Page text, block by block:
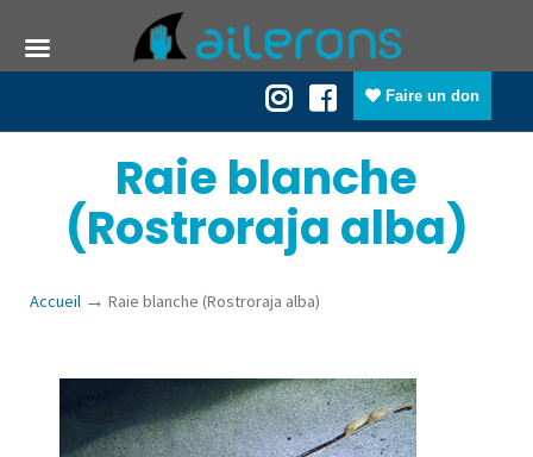
Faire un don
Raie blanche
(Rostroraja alba)
Accueil → Raie blanche (Rostroraja alba)